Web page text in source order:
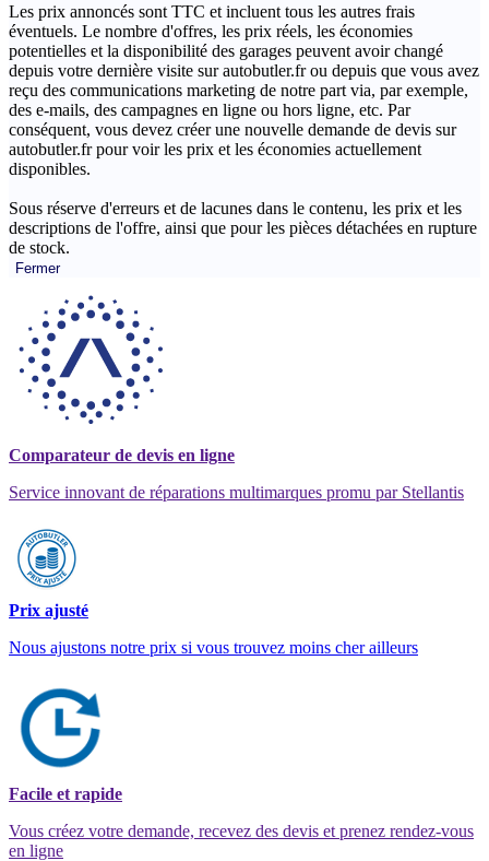
Les prix annoncés sont TTC et incluent tous les autres frais
éventuels. Le nombre d'offres, les prix réels, les économies
potentielles et la disponibilité des garages peuvent avoir changé
depuis votre dernière visite sur autobutler.fr ou depuis que vous avez
reçu des communications marketing de notre part via, par exemple,
des e-mails, des campagnes en ligne ou hors ligne, etc. Par
conséquent, vous devez créer une nouvelle demande de devis sur
autobutler.fr pour voir les prix et les économies actuellement
disponibles.
Sous réserve d'erreurs et de lacunes dans le contenu, les prix et les
descriptions de l'offre, ainsi que pour les pièces détachées en rupture
de stock.
Fermer
Comparateur de devis en ligne
Service innovant de réparations multimarques promu par Stellantis
Prix ajusté
Nous ajustons notre prix si vous trouvez moins cher ailleurs
Facile et rapide
Vous créez votre demande, recevez des devis et prenez rendez-vous
en ligne